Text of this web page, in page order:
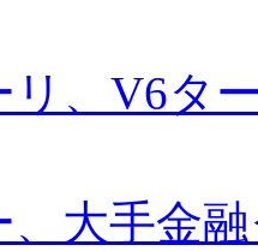
リ、V6タ
、大手金